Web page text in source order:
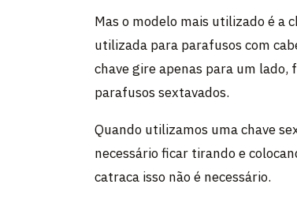
Mas o modelo mais utilizado é a
utilizada para parafusos com
chave gire apenas para um
parafusos sextavados.
Quando utilizamos uma chave
necessário ficar tirando e
catraca isso não é necessário.